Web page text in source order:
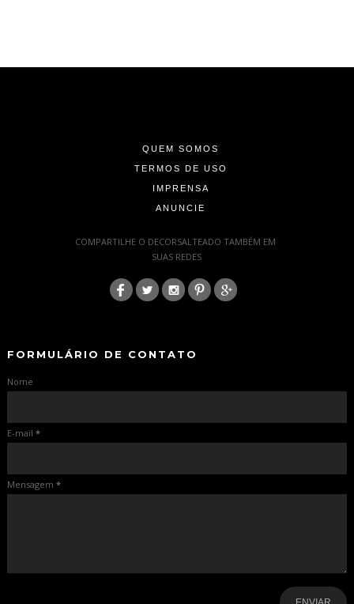
QUEM SOMOS
TERMOS DE USO
IMPRENSA
ANUNCIE
COMPARTILHE O DECORSALTEADO TAMBÉM EM
SUAS REDES
FORMULÁRIO DE CONTATO
Nome
E-mail *
Mensagem *